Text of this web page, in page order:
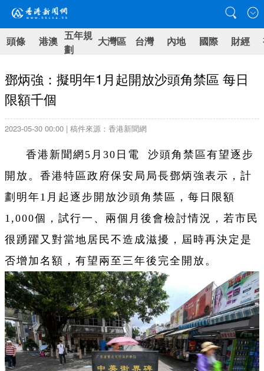
頭條 港澳 五年規
劃
大灣區 台灣 內地 國際 財經
鄧炳強：擬明年1月起開放沙頭角禁區 每日
限額千個
2023-05-30 00:00 | 稿件來源：香港新聞網
香港新聞網5月30日電 沙頭角禁區有望逐步
開放。香港特區政府保安局局長鄧炳強表示，計
劃明年1月起逐步開放沙頭角禁區，每日限額
1,000個，試行一、兩個月後會檢討情況，若市民
很踴躍又對當地居民不造成滋擾，屆時再決定是
否增加名額，有望兩至三年後完全開放。